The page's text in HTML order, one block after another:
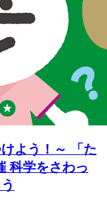
よう！～ 「た
科学をさわっ